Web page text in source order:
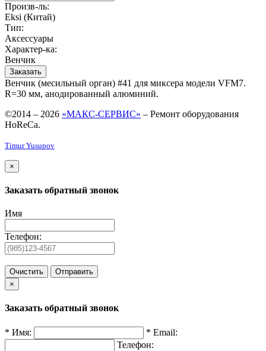
Произв-ль:
Eksi (Китай)
Тип:
Аксессуары
Характер-ка:
Венчик
Заказать
Венчик (месильный орган) #41 для миксера модели VFM7.
R=30 мм, анодированный алюминий.
©2014 – 2026 «МАКС-СЕРВИС» – Ремонт оборудования
HoReCa.
Timur Yusupov
×
Заказать обратный звонок
Имя
Телефон:
Очистить
Отправить
×
Заказать обратный звонок
* Имя: * Email:
Телефон: